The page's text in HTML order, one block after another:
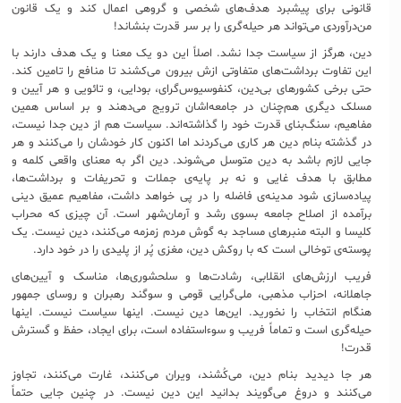
قانونی برای پیشبرد هدف‌های شخصی و گروهی اعمال کند و یک قانون
من‌درآوردی می‌تواند هر حیله‌گری را بر سر قدرت بنشاند!
دین، هرگز از سیاست جدا نشد. اصلاً این دو یک معنا و یک هدف دارند با
این تفاوت برداشت‌های متفاوتی ازش بیرون می‌کشند تا منافع را تامین کند.
حتی برخی کشورهای بی‌دین، کنفوسیوس‌گرای، بودایی، و تائویی و هر آیین و
مسلک دیگری هم‌چنان در جامعه‌اشان ترویج می‌دهند و بر اساس همین
مفاهیم، سنگ‌بنای قدرت خود را گذاشته‌اند. سیاست هم از دین جدا نیست،
در گذشته بنام دین هر کاری می‌کردند اما اکنون کار خودشان را می‌کنند و هر
جایی لازم باشد به دین متوسل می‌شوند. دین اگر به معنای واقعی کلمه و
مطابق با هدف غایی و نه بر پایه‌ی جملات و تحریفات و برداشت‌ها،
پیاده‌سازی شود مدینه‌ی فاضله را در پی خواهد داشت، مفاهیم عمیق دینی
برآمده از اصلاح جامعه بسوی رشد و آرمان‌شهر است. آن چیزی که محراب
کلیسا و البته منبرهای مساجد به گوش مردم زمزمه می‌کنند، دین نیست. یک
پوسته‌ی توخالی است که با روکش دین، مغزی پُر از پلیدی را در خود دارد.
فریب ارزش‌های انقلابی، رشادت‌ها و سلحشوری‌ها، مناسک و آیین‌های
جاهلانه، احزاب مذهبی، ملی‌گرایی قومی و سوگند رهبران و روسای جمهور
هنگام انتخاب را نخورید. این‌ها دین نیست. اینها سیاست نیست. اینها
حیله‌گری است و تماماً فریب و سوءاستفاده است، برای ایجاد، حفظ و گسترش
قدرت!
هر جا دیدید بنام دین، می‌کُشند، ویران می‌کنند، غارت می‌کنند، تجاوز
می‌کنند و دروغ می‌گویند بدانید این دین نیست. در چنین جایی حتماً